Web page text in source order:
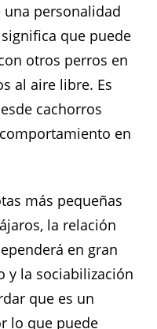
personalidad
que puede
otros perros en
al aire libre. Es
cachorros
en
más pequeñas
la relación
en gran
y la sociabilización
que es un
lo que puede